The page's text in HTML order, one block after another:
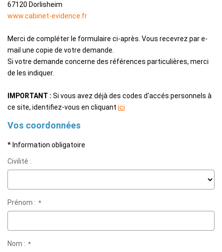
67120 Dorlisheim
www.cabinet-evidence.fr
Merci de compléter le formulaire ci-après. Vous recevrez par e-
mail une copie de votre demande.
Si votre demande concerne des références particulières, merci
de les indiquer.
IMPORTANT : Si vous avez déjà des codes d'accés personnels à
ce site, identifiez-vous en cliquant ici
Vos coordonnées
* Information obligatoire
Civilité :
Prénom : *
Nom : *